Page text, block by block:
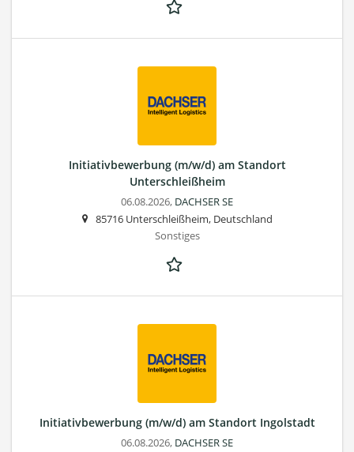
Initiativbewerbung (m/w/d) am Standort
Unterschleißheim
06.08.2026, DACHSER SE
85716 Unterschleißheim, Deutschland
Sonstiges
Initiativbewerbung (m/w/d) am Standort Ingolstadt
06.08.2026, DACHSER SE